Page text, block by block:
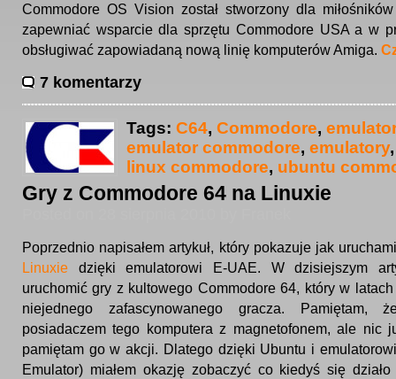
Commodore OS Vision został stworzony dla
zapewniać wsparcie dla sprzętu Commodore USA a w
obsługiwać zapowiadaną nową linię komputerów Amiga.
7 komentarzy
Tags: C64, Commodore,
emulator commodore, emulatory
linux commodore, ubuntu
Gry z Commodore 64 na Linuxie
Poprzednio napisałem artykuł, który pokazuje jak
Linuxie dzięki emulatorowi E-UAE. W dzisiejszym
uruchomić gry z kultowego Commodore 64, który w latach
niejednego zafascynowanego gracza. Pamiętam,
posiadaczem tego komputera z magnetofonem, ale nic
pamiętam go w akcji. Dlatego dzięki Ubuntu i
Emulator) miałem okazję zobaczyć co kiedyś się